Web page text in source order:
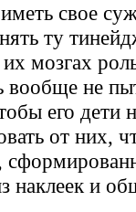
свое
ту
мозгах
не
его дети
от них,
наклеек и